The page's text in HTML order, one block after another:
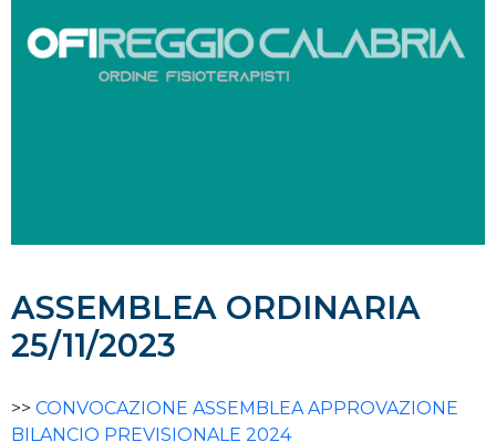
ASSEMBLEA ORDINARIA
25/11/2023
>> CONVOCAZIONE ASSEMBLEA APPROVAZIONE
BILANCIO PREVISIONALE 2024